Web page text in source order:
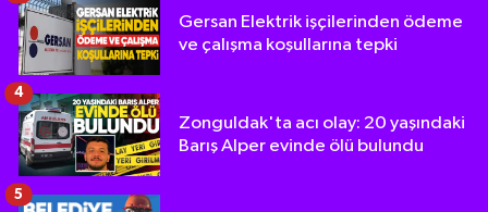
Gersan Elektrik işçilerinden ödeme
ve çalışma koşullarına tepki
Zonguldak'ta acı olay: 20 yaşındaki
Barış Alper evinde ölü bulundu
4
5